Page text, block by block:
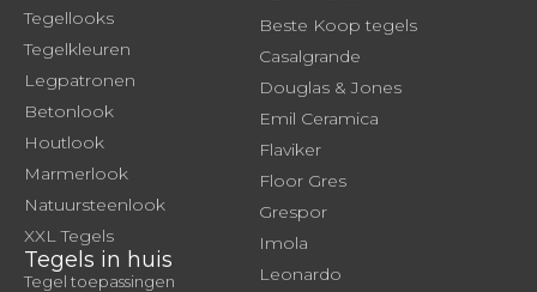
Tegellooks
Tegelkleuren
Legpatronen
Betonlook
Houtlook
Marmerlook
Natuursteenlook
XXL Tegels
Tegels in huis
Tegel toepassingen
Beste Koop tegels
Casalgrande
Douglas & Jones
Emil Ceramica
Flaviker
Floor Gres
Grespor
Imola
Leonardo